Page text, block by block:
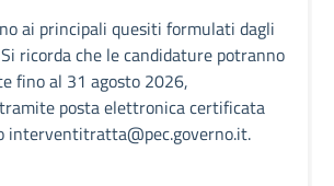
ai principali quesiti formulati dagli
ricorda che le candidature potranno
fino al 31 agosto 2026,
posta elettronica certificata
interventitratta@pec.governo.it.